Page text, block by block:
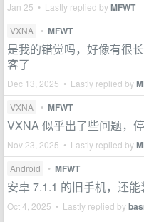
Jan 25 • Lastly replied byMFWT
VXNA • MFWT
是我的错觉吗，好像有很
客了
Dec 13, 2025 • Lastly replied by
VXNA • MFWT
VXNA 似乎出了些问题，
Nov 23, 2025 • Lastly replied by
Android • MFWT
安卓 7.1.1 的旧手机，还
Oct 4, 2025 • Lastly replied by